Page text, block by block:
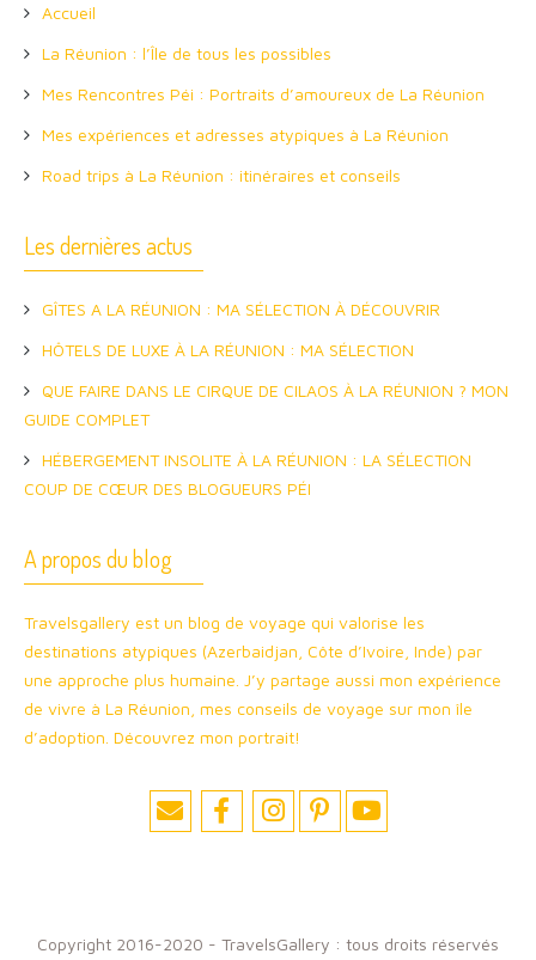
Accueil
La Réunion : l’Île de tous les possibles
Mes Rencontres Péi : Portraits d’amoureux de La Réunion
Mes expériences et adresses atypiques à La Réunion
Road trips à La Réunion : itinéraires et conseils
Les dernières actus
GÎTES A LA RÉUNION : MA SÉLECTION À DÉCOUVRIR
HÔTELS DE LUXE À LA RÉUNION : MA SÉLECTION
QUE FAIRE DANS LE CIRQUE DE CILAOS À LA RÉUNION ? MON
GUIDE COMPLET
HÉBERGEMENT INSOLITE À LA RÉUNION : LA SÉLECTION
COUP DE CŒUR DES BLOGUEURS PÉI
A propos du blog
Travelsgallery est un blog de voyage qui valorise les
destinations atypiques (Azerbaidjan, Côte d’Ivoire, Inde) par
une approche plus humaine. J’y partage aussi mon expérience
de vivre à La Réunion, mes conseils de voyage sur mon île
d’adoption. Découvrez mon portrait!
Copyright 2016-2020 - TravelsGallery : tous droits réservés